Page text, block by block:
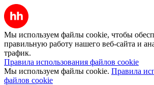
Мы используем файлы cookie, чтобы
правильную работу нашего веб-сайта и
трафик.
Правила использования файлов cookie
Мы используем файлы cookie. Правила
файлов cookie